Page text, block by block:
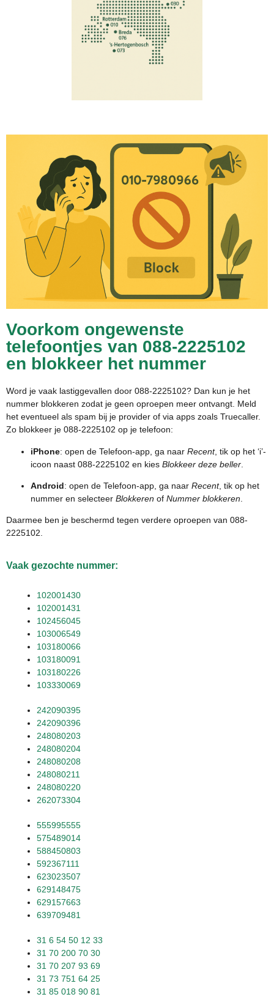
Voorkom ongewenste
telefoontjes van 088-2225102
en blokkeer het nummer
Word je vaak lastiggevallen door 088-2225102? Dan kun je het
nummer blokkeren zodat je geen oproepen meer ontvangt. Meld
het eventueel als spam bij je provider of via apps zoals Truecaller.
Zo blokkeer je 088-2225102 op je telefoon:
iPhone: open de Telefoon-app, ga naar Recent, tik op het ‘i’-
icoon naast 088-2225102 en kies Blokkeer deze beller
Android: open de Telefoon-app, ga naar Recent, tik op het
nummer en selecteer Blokkeren of Nummer blokkeren
Daarmee ben je beschermd tegen verdere oproepen van 088-
2225102.
Vaak gezochte nummer:
102001430
102001431
102456045
103006549
103180066
103180091
103180226
103330069
242090395
242090396
248080203
248080204
248080208
248080211
248080220
262073304
555995555
575489014
588450803
592367111
623023507
629148475
629157663
639709481
31 6 54 50 12 33
31 70 200 70 30
31 70 207 93 69
31 73 751 64 25
31 85 018 90 81